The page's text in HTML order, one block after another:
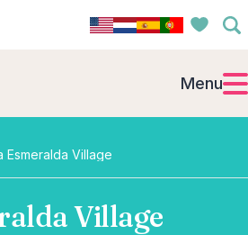
Menu
levels
Esmeralda Village
Village